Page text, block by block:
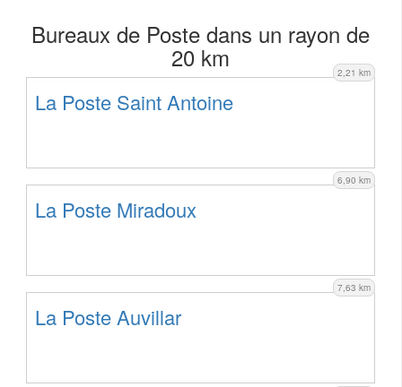
Bureaux de Poste dans un rayon de
20 km 2,21 km
La Poste Saint Antoine
6,90 km
La Poste Miradoux
7,63 km
La Poste Auvillar